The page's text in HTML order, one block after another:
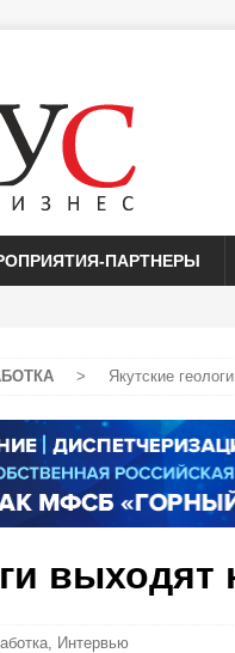
ПАРТНЕРЫ
> Якутские
, Интервью